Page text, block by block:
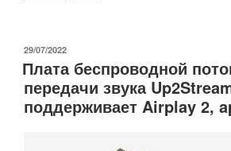
поддерживает
разрешение
3840×2160
ОПУБЛИКОВАНО
29/07/2022
Плата беспроводной
передачи звука
поддерживает Airplay 2,